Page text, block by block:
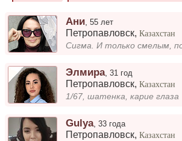
Ани ,55 лет
Петропавловск,Казахстан
Элмира,31 год
Петропавловск,Казахстан
1/67, шатенка, карие глаза
Gulya,33 года
Петропавловск,Казахстан